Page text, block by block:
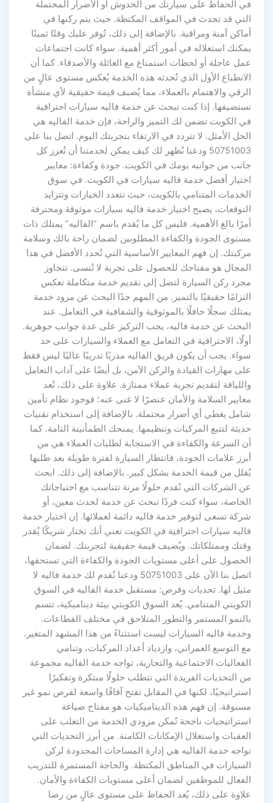
في الحفاظ على سيارتك من الخدوش أو الأضرار المحتملة
التي قد تحدث في المواقف المكتظة. حيث يتم ركنها في
أماكن آمنة ومراقبة. بالإضافة إلى ذلك، تُوفر عليك وقتًا ثمينًا
يمكنك استغلاله في أمور أكثر أهمية. سواء كانت اجتماعات
عمل عاجلة أو لحظات استمتاع مع العائلة والأصدقاء. كما أن
الانطباع الأول الذي تُحدثه هذه الخدمة يُعكس مستوى عالٍ من
الرقي والاهتمام بالعملاء، مما يُضيف قيمة حقيقية لأي منشأة
تستضيفها. إذا كنت تبحث عن خدمة فاليه سيارات احترافية
في الكويت تضمن لك التميز والراحة، فإن خدمة الفاليه هي
الحل الأمثل. لا تتردد في الارتقاء بتجربتك اليوم. اتصل بنا على
50751003 ودعنا نُظهر لك كيف يمكن لخدمتنا أن تُعزز كل
جانب من جوانبه يومك في الكويت. جودة وكفاءة: معايير
اختيار أفضل خدمة فاليه سيارات في الكويت. في سوق
الخدمات المتنامي بالكويت، حيث تتعدد الخيارات وتتزايد
التوقعات، يصبح اختيار خدمة فاليه سيارات موثوقة ومحترفة
أمرًا بالغ الأهمية. فليس كل ما يُقدم باسم “الفاليه” يمتلك ذات
مستوى الجودة والكفاءة المطلوبين لضمان راحة بالك وسلامة
مركبتك. إن فهم المعايير الأساسية التي تُحدد الأفضل في هذا
المجال هو مفتاحك للحصول على تجربة لا تُنسى. تتجاوز
مجرد ركن السيارة لتصل إلى تقديم خدمة متكاملة تعكس
التزامًا حقيقيًا بالتميز. من المهم جدًا البحث عن مزود خدمة
يمتلك سجلًا حافلًا بالموثوقية والشفافية في التعامل. عند
البحث عن خدمة فاليه، يجب التركيز على عدة جوانب جوهرية.
أولًا، الاحترافية في التعامل مع العملاء والسيارات على حد
سواء. يجب أن يكون فريق الفاليه مدربًا تدريبًا عاليًا ليس فقط
على مهارات القيادة والركن الآمن، بل أيضًا على آداب التعامل
واللياقة لتقديم تجربة عملاء ممتازة. علاوة على ذلك، تُعد
معايير السلامة والأمان عنصرًا لا غنى عنه؛ فوجود نظام تأمين
شامل يغطي أي أضرار محتملة. بالإضافة إلى استخدام تقنيات
حديثة لتتبع المركبات وتنظيمها. يمنحك الطمأنينة التامة. كما
أن السرعة والكفاءة في الاستجابة لطلبات العملاء هي من
أبرز علامات الجودة، فانتظار السيارة لفترة طويلة بعد طلبها
يُقلل من قيمة الخدمة بشكل كبير. بالإضافة إلى ذلك. ابحث
عن الشركات التي تُقدم حلولًا مرنة تتناسب مع احتياجاتك
الخاصة، سواء كنت فردًا تبحث عن خدمة لحدث معين، أو
شركة تسعى لتوفير خدمة فاليه دائمة لعملائها. إن اختيار خدمة
فاليه سيارات احترافية في الكويت تعني أنك تختار شريكًا يُقدر
وقتك وممتلكاتك. ويُضيف قيمة حقيقية لتجربتك. لضمان
الحصول على أعلى مستويات الجودة والكفاءة التي تستحقها،
اتصل بنا الآن على 50751003 ودعنا نُقدم لك خدمة فاليه لا
مثيل لها. تحديات وفرص: مستقبل خدمة الفاليه في السوق
الكويتي المتنامي. يُعد السوق الكويتي بيئة ديناميكية، تتسم
بالنمو المستمر والتطور المتلاحق في مختلف القطاعات.
وخدمة فاليه السيارات ليست استثناءً من هذا المشهد المتغير.
مع التوسع العمراني، وازدياد أعداد المركبات، وتنامي
الفعاليات الاجتماعية والتجارية، تواجه خدمة الفاليه مجموعة
من التحديات الفريدة التي تتطلب حلولًا مبتكرة وتفكيرًا
استراتيجيًا، لكنها في المقابل تفتح آفاقًا واسعة لفرص نمو غير
مسبوقة. إن فهم هذه الديناميكيات هو مفتاح صياغة
استراتيجيات ناجحة تُمكن مزودي الخدمة من التغلب على
العقبات واستغلال الإمكانات الكامنة. من أبرز التحديات التي
تواجه خدمة الفاليه هي إدارة المساحات المحدودة لركن
السيارات في المناطق المكتظة. والحاجة المستمرة للتدريب
الفعال للموظفين لضمان أعلى مستويات الكفاءة والأمان.
علاوة على ذلك، يُعد الحفاظ على مستوى عالٍ من رضا